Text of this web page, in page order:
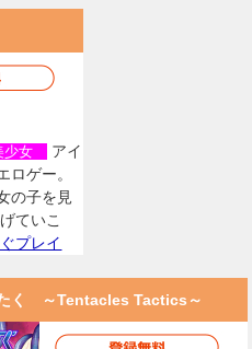
少女
アイ
ロゲー。
の子を見
ていこ
プレイ
く ～Tentacles Tactics～